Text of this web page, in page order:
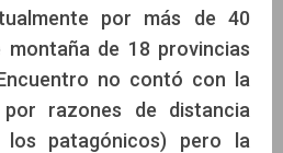
por más de 40
de 18 provincias
no contó con la
razones de distancia
los patagónicos) pero la